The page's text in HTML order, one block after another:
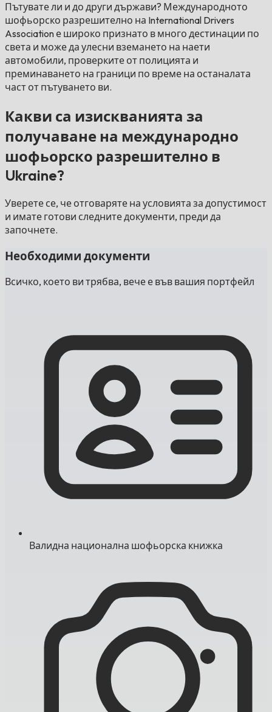
Пътувате ли и до други държави? Международното
шофьорско разрешително на International Drivers
Association е широко признато в много дестинации по
света и може да улесни вземането на наети
автомобили, проверките от полицията и
преминаването на граници по време на останалата
част от пътуването ви.
Какви са изискванията за
получаване на международно
шофьорско разрешително в
Ukraine?
Уверете се, че отговаряте на условията за допустимост
и имате готови следните документи, преди да
започнете.
Необходими документи
Всичко, което ви трябва, вече е във вашия портфейл
Валидна национална шофьорска книжка